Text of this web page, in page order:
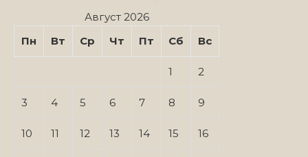
Август 2026
Пн
Вт Ср Чт Пт Сб Вс
1 2
3 4 5 6 7 8 9
10 11 12 13 14 15 16